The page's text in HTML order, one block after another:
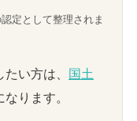
定として整理されま
い方は、
国土
なります。